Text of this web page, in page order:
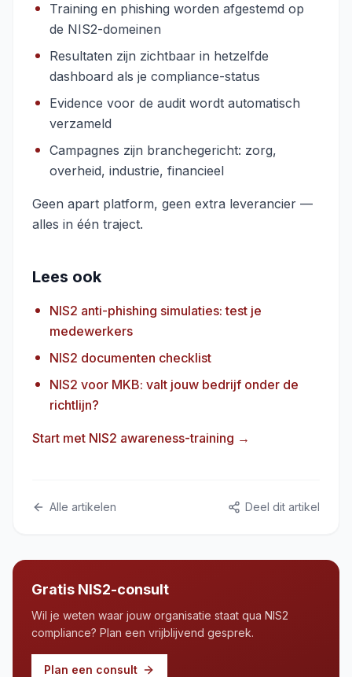
Training en phishing worden afgestemd op
de NIS2-domeinen
Resultaten zijn zichtbaar in hetzelfde
dashboard als je compliance-status
Evidence voor de audit wordt automatisch
verzameld
Campagnes zijn branchegericht: zorg,
overheid, industrie, financieel
Geen apart platform, geen extra leverancier —
alles in één traject.
Lees ook
NIS2 anti-phishing simulaties: test je
medewerkers
NIS2 documenten checklist
NIS2 voor MKB: valt jouw bedrijf onder de
richtlijn?
Start met NIS2 awareness-training →
Alle artikelen Deel dit artikel
Gratis NIS2-consult
Wil je weten waar jouw organisatie staat qua NIS2
compliance? Plan een vrijblijvend gesprek.
Plan een consult